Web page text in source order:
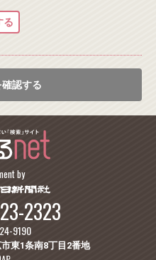
る
確認する
by
2323
9190
東1条南8丁目2番地